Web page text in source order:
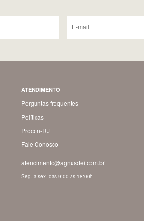
ATENDIMENTO
Perguntas frequentes
Políticas
Procon-RJ
Fale Conosco
atendimento@agnusdei.com.br
Seg. a sex. das 9:00 as 18:00h